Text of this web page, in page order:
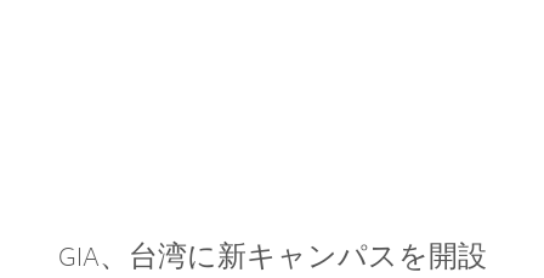
GIA、台湾に新キャンパスを開設